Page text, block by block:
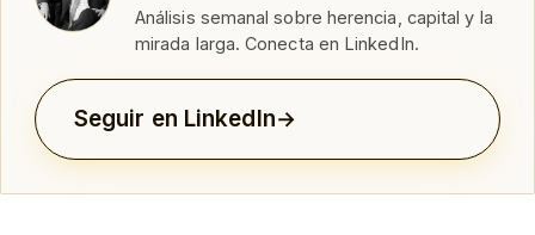
Análisis semanal sobre herencia, capital y la
mirada larga. Conecta en LinkedIn.
Seguir en LinkedIn